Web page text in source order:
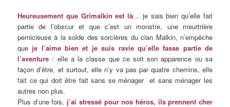
Heureusement que Grimalkin est là… je sais bien qu’elle fait
partie de l’obscur et que c’est un monstre, une meurtrière
pernicieuse à la solde des sorcières du clan Malkin, n’empêche
que je l’aime bien et je suis ravie qu’elle fasse partie de
l’aventure : elle a la classe que ce soit son apparence ou sa
façon d’être, et surtout, elle n’y va pas par quatre chemins, elle
fait ce qui doit être fait sans se ménager et sans ménager les
autres non plus.
Plus d’une fois, j’ai stressé pour nos héros, ils prennent cher